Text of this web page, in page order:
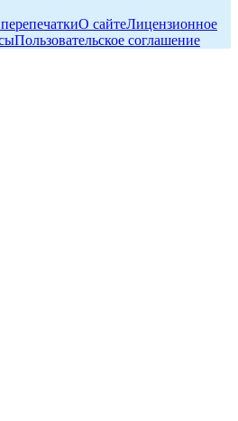
О сайтеЛицензионное
Пользовательское соглашение